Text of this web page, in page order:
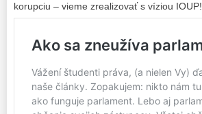
korupciu – vieme zrealizovať s víziou IOUP!